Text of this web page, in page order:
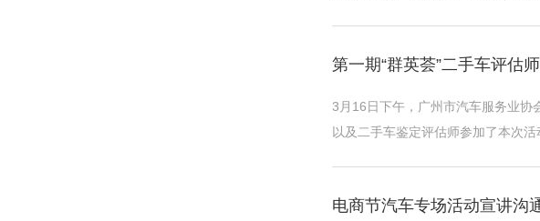
第一期“群英荟”二手车评估
3月16日下午，广州市汽车服务业协
以及二手车鉴定评估师参加了本次
电商节汽车专场活动宣讲沟